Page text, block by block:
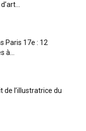
Paris 17e : 12
à...
de l’illustratrice du